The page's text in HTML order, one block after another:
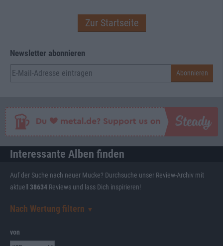
Zur Startseite
Newsletter abonnieren
Interessante Alben finden
Auf der Suche nach neuer Mucke? Durchsuche unser Review-Archiv mit
aktuell 38634 Reviews und lass Dich inspirieren!
Nach Wertung filtern ▼︎
von